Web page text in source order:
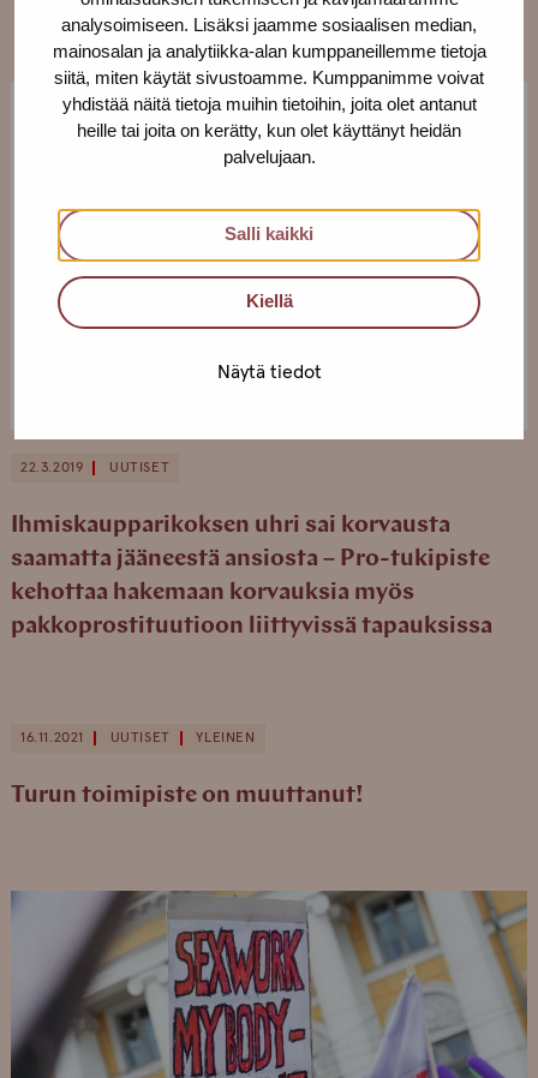
analysoimiseen. Lisäksi jaamme sosiaalisen median,
mainosalan ja analytiikka-alan kumppaneillemme tietoja
siitä, miten käytät sivustoamme. Kumppanimme voivat
yhdistää näitä tietoja muihin tietoihin, joita olet antanut
heille tai joita on kerätty, kun olet käyttänyt heidän
palvelujaan.
Salli kaikki
Kiellä
Näytä tiedot
22.3.2019 UUTISET
Ihmiskaupparikoksen uhri sai korvausta
saamatta jääneestä ansiosta – Pro-tukipiste
kehottaa hakemaan korvauksia myös
pakkoprostituutioon liittyvissä tapauksissa
16.11.2021 UUTISET YLEINEN
Turun toimipiste on muuttanut!